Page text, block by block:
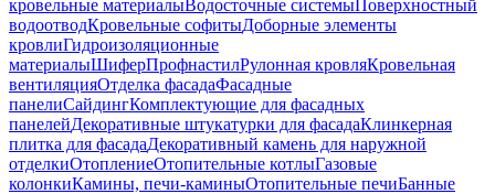
кровельные материалыВодосточные системыПоверхностный
водоотводКровельные софитыДоборные элементы
кровлиГидроизоляционные
материалыШиферПрофнастилРулонная кровляКровельная
вентиляцияОтделка фасадаФасадные
панелиСайдингКомплектующие для фасадных
панелейДекоративные штукатурки для фасадаКлинкерная
плитка для фасадаДекоративный камень для наружной
отделкиОтоплениеОтопительные котлыГазовые
колонкиКамины, печи-каминыОтопительные печиБанные